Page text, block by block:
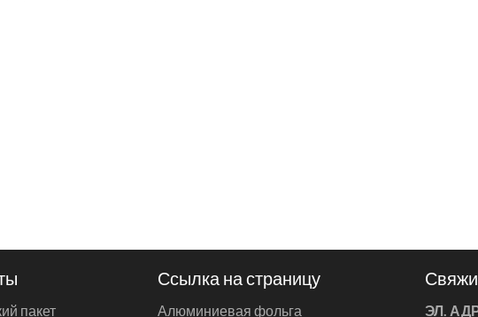
пакет
Ссылка на страницу
Алюминиевая фольга ЭЛ.